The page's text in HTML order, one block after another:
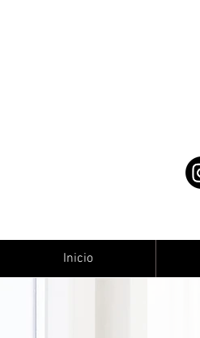
Inicio